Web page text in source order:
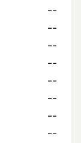
--
--
--
--
--
--
--
--